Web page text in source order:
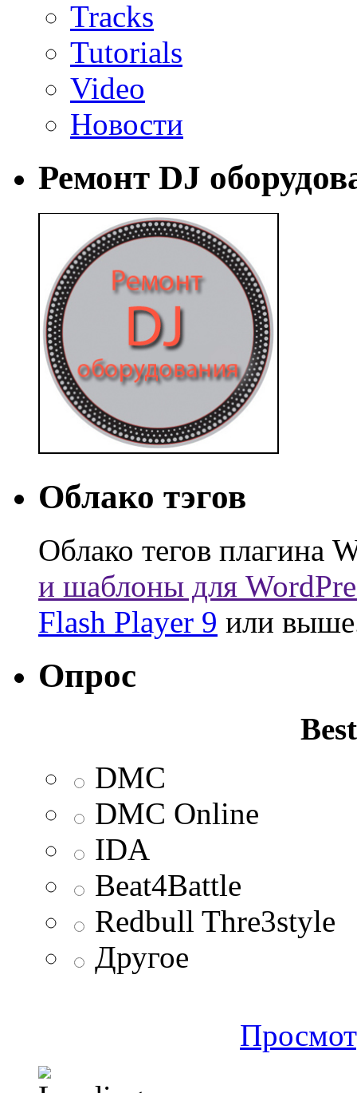
Tracks
Tutorials
Video
Новости
Ремонт DJ
Облако тэгов
Облако тегов плагина
и шаблоны для
Flash Player 9 или
Опрос
DMC
DMC Online
IDA
Beat4Battle
Redbull Thre3style
Другое